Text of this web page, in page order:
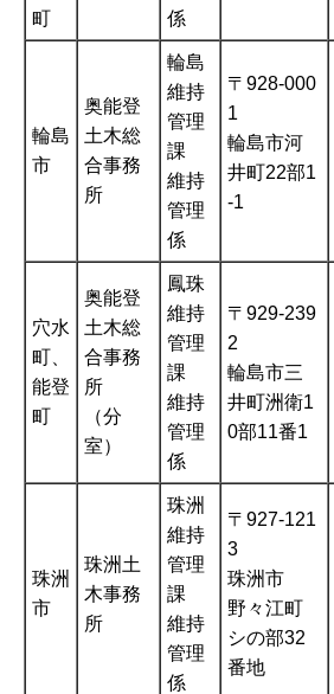
町
係
輪島
市
奥能登
土木総
合事務
所
輪島
維持
管理
課
維持
管理
係
〒928-000
1
輪島市河
井町22部1
-1
穴水
町、
能登
町
奥能登
土木総
合事務
所
（分
室）
鳳珠
維持
管理
課
維持
管理
係
〒929-239
2
輪島市三
井町洲衛1
0部11番1
珠洲
市
珠洲土
木事務
所
珠洲
維持
管理
課
維持
管理
係
〒927-121
3
珠洲市
野々江町
シの部32
番地